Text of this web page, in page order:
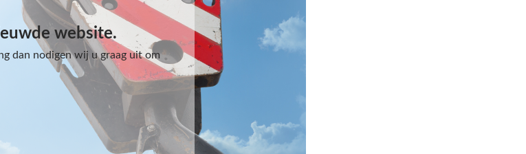
website.
dan nodigen wij u graag uit om